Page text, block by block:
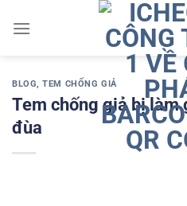
đến
BLOG,TEM CHỐNG GIẢ
Tem chống giả bị làm
đùa